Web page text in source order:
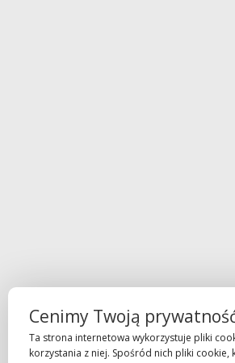
Cenimy Twoją
Ta strona internetowa wykorzystuje pliki
korzystania z niej. Spośród nich pliki cookie,